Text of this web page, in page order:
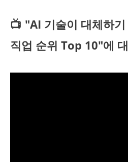
📺 "AI 기술이 대체하
직업 순위 Top 10"에